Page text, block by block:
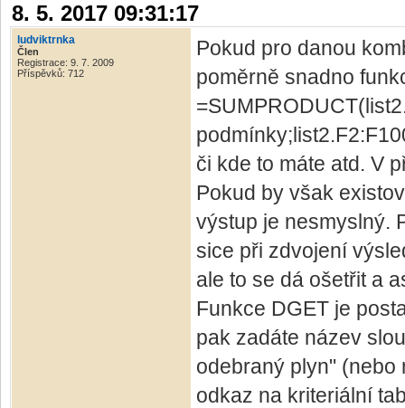
8. 5. 2017 09:31:17
ludviktrnka
Člen
Registrace: 9. 7. 2009
Příspěvků: 712
Pokud pro danou
poměrně snadno
či kde to máte atd. V
Pokud by však
výstup je nesmyslný.
sice při zdvojení
ale to se dá ošetřit a
Funkce DGET je
pak zadáte název
odebraný plyn" (nebo
odkaz na kriteriální